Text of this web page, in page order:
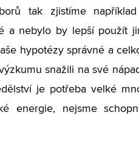
tak zjistíme
a nebylo by lepší použít
hypotézy správné a
snažili na své
je potřeba velké
energie, nejsme